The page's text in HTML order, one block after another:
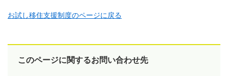
お試し移住支援制度のページに戻る
このページに関するお問い合わせ先